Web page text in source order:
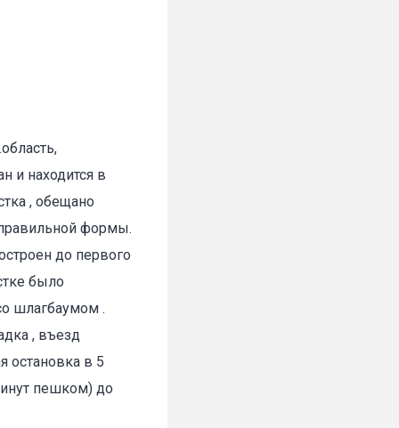
и находится в
, обещано
формы.
до первого
было
шлагбаумом .
, въезд
остановка в 5
пешком) до